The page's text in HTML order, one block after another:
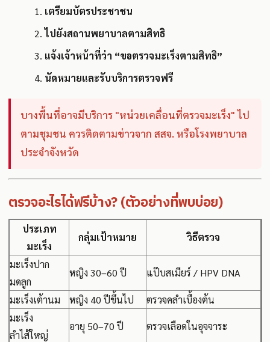
เตรียมบัตรประชาชน
ไปยังสถานพยาบาลตามสิทธิ
แจ้งเจ้าหน้าที่ว่า “ขอตรวจมะเร็งตามสิทธิ”
นัดหมายและรับบริการตรวจฟรี
บางพื้นที่อาจมีบริการ "หน่วยเคลื่อนที่ตรวจมะเร็ง" ไป
ตามชุมชน ควรติดตามข่าวจาก สสจ. หรือโรงพยาบาล
ประจำจังหวัด
ตรวจอะไรได้ฟรีบ้าง? (ตัวอย่างที่พบบ่อย)
ประเภท
มะเร็ง
กลุ่มเป้าหมาย วิธีตรวจ
มะเร็งปาก
มดลูก
หญิง 30–60 ปี แป๊บสเมียร์ / HPV DNA
มะเร็งเต้านม หญิง 40 ปีขึ้นไป
ตรวจคลำเบื้องต้น
มะเร็ง
ลำไส้ใหญ่
อายุ 50–70 ปี ตรวจเลือดในอุจจาระ